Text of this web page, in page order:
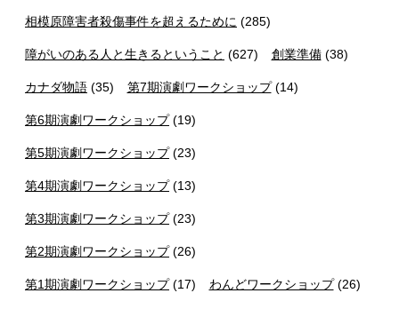
相模原障害者殺傷事件を超えるために (285)
障がいのある人と生きるということ (627) 創業準備(38)
カナダ物語 (35) 第7期演劇ワークショップ(14)
第6期演劇ワークショップ(19)
第5期演劇ワークショップ(23)
第4期演劇ワークショップ(13)
第3期演劇ワークショップ(23)
第2期演劇ワークショップ(26)
第1期演劇ワークショップ(17) わんどワークショップ(26)